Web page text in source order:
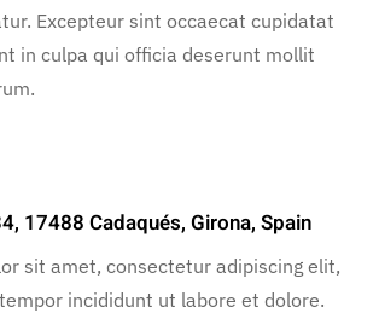
Excepteur sint occaecat cupidatat
in culpa qui officia deserunt mollit
17488 Cadaqués, Girona, Spain
sit amet, consectetur adipiscing elit,
incididunt ut labore et dolore.